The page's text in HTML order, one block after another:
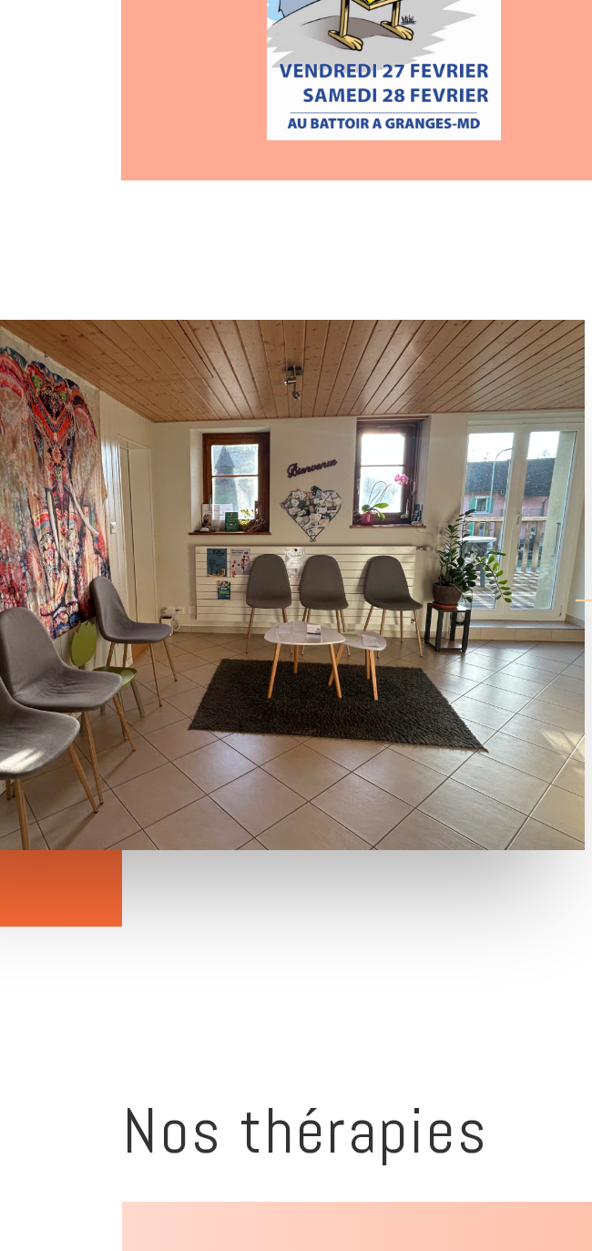
Nos thérapies